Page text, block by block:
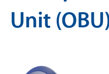
Unit